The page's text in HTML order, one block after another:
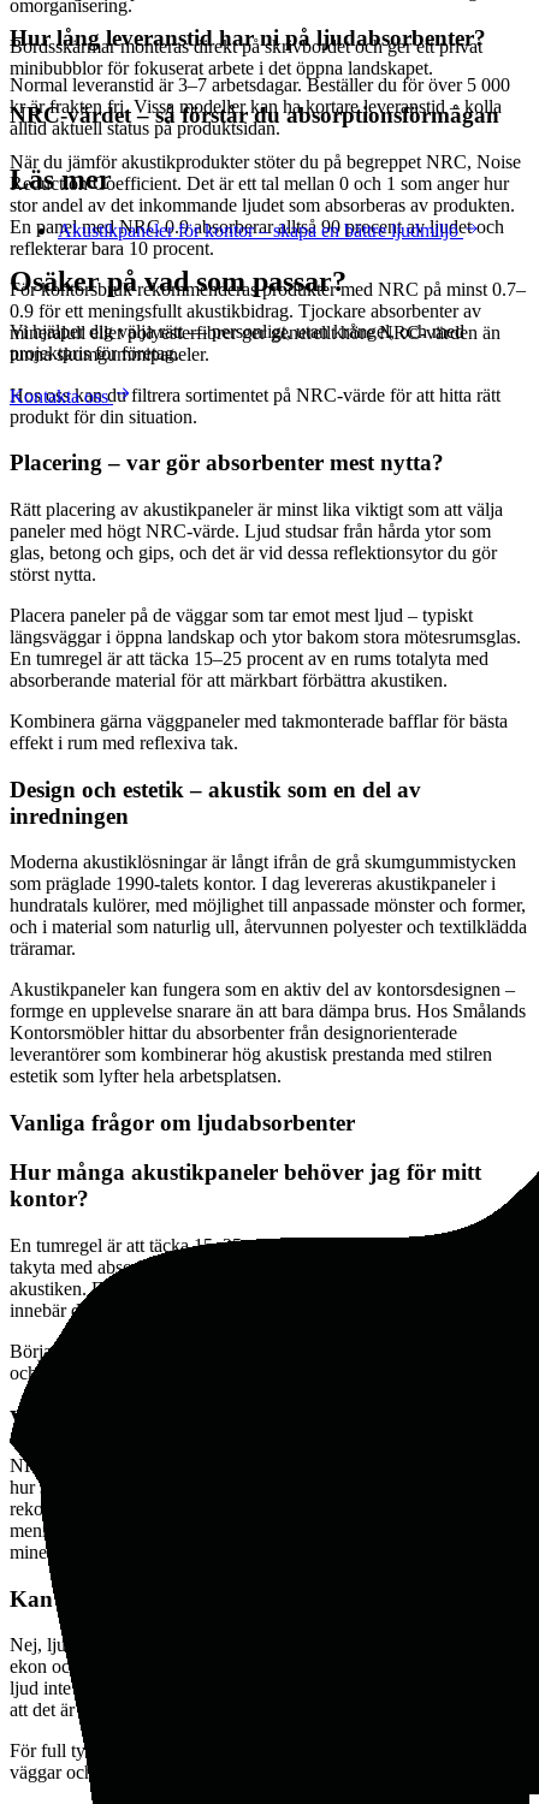
omorganisering.
Bordsskärmar monteras direkt på skrivbordet och ger ett privat
minibubblor för fokuserat arbete i det öppna landskapet.
NRC-värdet – så förstår du absorptionsförmågan
När du jämför akustikprodukter stöter du på begreppet NRC, Noise
Reduction Coefficient. Det är ett tal mellan 0 och 1 som anger hur
stor andel av det inkommande ljudet som absorberas av produkten.
En panel med NRC 0.9 absorberar alltså 90 procent av ljudet och
reflekterar bara 10 procent.
För kontorsbruk rekommenderas produkter med NRC på minst 0.7–
0.9 för ett meningsfullt akustikbidrag. Tjockare absorbenter av
mineralull eller polyesterfibrer ger generellt höre NRC-värden än
tunna skumgummipaneler.
Hos oss kan du filtrera sortimentet på NRC-värde för att hitta rätt
produkt för din situation.
Placering – var gör absorbenter mest nytta?
Rätt placering av akustikpaneler är minst lika viktigt som att välja
paneler med högt NRC-värde. Ljud studsar från hårda ytor som
glas, betong och gips, och det är vid dessa reflektionsytor du gör
störst nytta.
Placera paneler på de väggar som tar emot mest ljud – typiskt
längsväggar i öppna landskap och ytor bakom stora mötesrumsglas.
En tumregel är att täcka 15–25 procent av en rums totalyta med
absorberande material för att märkbart förbättra akustiken.
Kombinera gärna väggpaneler med takmonterade bafflar för bästa
effekt i rum med reflexiva tak.
Design och estetik – akustik som en del av
inredningen
Moderna akustiklösningar är långt ifrån de grå skumgummistycken
som präglade 1990-talets kontor. I dag levereras akustikpaneler i
hundratals kulörer, med möjlighet till anpassade mönster och former,
och i material som naturlig ull, återvunnen polyester och textilklädda
träramar.
Akustikpaneler kan fungera som en aktiv del av kontorsdesignen –
formge en upplevelse snarare än att bara dämpa brus. Hos Smålands
Kontorsmöbler hittar du absorbenter från designorienterade
leverantörer som kombinerar hög akustisk prestanda med stilren
estetik som lyfter hela arbetsplatsen.
Vanliga frågor om ljudabsorbenter
Hur många akustikpaneler behöver jag för mitt
kontor?
En tumregel är att täcka 15–25 procent av rummets totala vägg- och
takyta med absorberande material för att märkbart förbättra
akustiken. För ett konferensrum på 30 m² med 2,5 m takhöjd
innebär det ungefär 8–15 m² absorbenter.
Börja med de ytor som tar emot mest ljud – väggar mitt emot fönster
och glas, och taket om möjligt.
Vad är NRC och vilket värde bör jag välja?
NRC, Noise Reduction Coefficient, är ett tal från 0 till 1 som anger
hur stor andel av ljudet produkten absorberar. För kontorsbruk
rekommenderas produkter med NRC på minst 0.7–0.9 för ett
meningsfullt bidrag. Tunna paneler har lägre NRC, tjockare
mineralullsbaserade paneler når upp mot NRC 1.0.
Kan ljudabsorbenter eliminera all kontorsbuller?
Nej, ljudabsorbenter kan inte eliminera all buller men de minskar
ekon och efterklangstid markant, vilket gör att samtal och störande
ljud inte bär lika långt. Resultatet är att kontoret upplevs tystare och
att det är lättare att förstå vad kolleger säger utan att höja rösten.
För full tystnad i ett kontorsrum krävs dessutom ljudisolering av
väggar och dörrar.
Hur lång leveranstid har ni på ljudabsorbenter?
Normal leveranstid är 3–7 arbetsdagar. Beställer du för över 5 000
kr är frakten fri. Vissa modeller kan ha kortare leveranstid – kolla
alltid aktuell status på produktsidan.
Läs mer
Akustikpaneler för kontor – skapa en bättre ljudmiljö
Osäker på vad som passar?
Vi hjälper dig välja rätt — personligt, utan krångel, och med
projektpris för företag.
Kontakta oss